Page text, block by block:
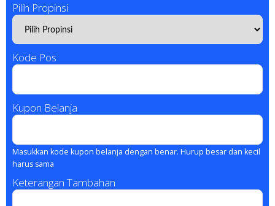
Pilih Propinsi
Kode Pos
Kupon Belanja
Masukkan kode kupon belanja dengan benar. Hurup besar dan kecil
harus sama
Keterangan Tambahan